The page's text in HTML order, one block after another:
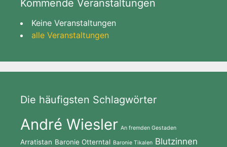
Kommende Veranstaltungen
Keine Veranstaltungen
alle Veranstaltungen
Die häufigsten Schlagwörter
André Wiesler An fremden Gestaden
Arratistan Baronie Otterntal Baronie Tikalen Blutzinnen